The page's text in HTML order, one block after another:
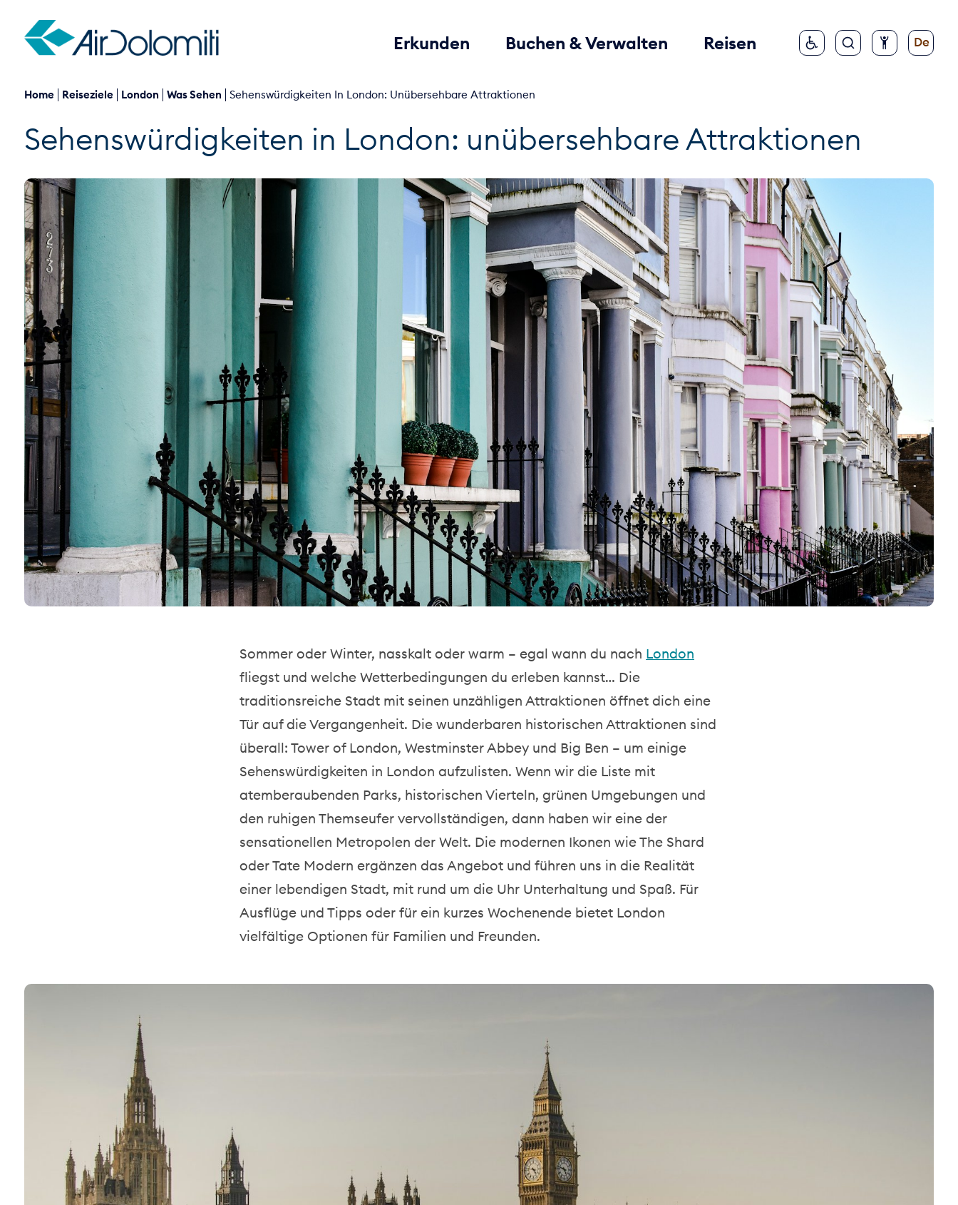
Erkunden Buchen & Verwalten Reisen De
Home Reiseziele London Was Sehen Sehenswürdigkeiten In London: Unübersehbare Attraktionen
Sehenswürdigkeiten in London: unübersehbare Attraktionen
Sommer oder Winter, nasskalt oder warm – egal wann du nach London
fliegst und welche Wetterbedingungen du erleben kannst… Die
traditionsreiche Stadt mit seinen unzähligen Attraktionen öffnet dich eine
Tür auf die Vergangenheit. Die wunderbaren historischen Attraktionen sind
überall: Tower of London, WestminsterAbbey und Big Ben – um einige
Sehenswürdigkeiten in London aufzulisten. Wenn wir die Liste mit
atemberaubenden Parks, historischen Vierteln, grünen Umgebungen und
den ruhigen Themseufer vervollständigen, dann haben wir eine der
sensationellen Metropolen der Welt. Die modernen Ikonen wie The Shard
oder Tate Modern ergänzen das Angebot und führen uns in die Realität
einer lebendigen Stadt, mit rund um die Uhr Unterhaltung und Spaß. Für
Ausflüge und Tipps oder für ein kurzes Wochenende bietet London
vielfältige Optionen für Familien und Freunden.